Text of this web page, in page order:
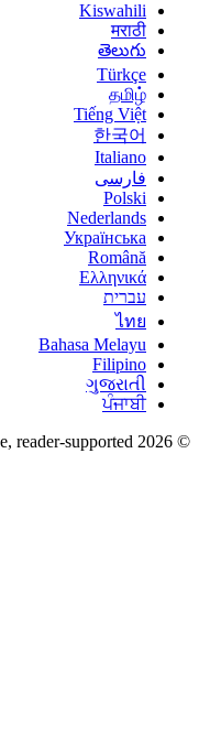
Kiswahili
मराठी
తెలుగు
Türkçe
தமிழ்
Tiếng Việt
한국어
Italiano
فارسی
Polski
Nederlands
Українська
Română
Ελληνικά
עברית
ไทย
Bahasa Melayu
Filipino
ગુજરાતી
ਪੰਜਾਬੀ
VegEco Media. Independent, ad-free, reader-supported.